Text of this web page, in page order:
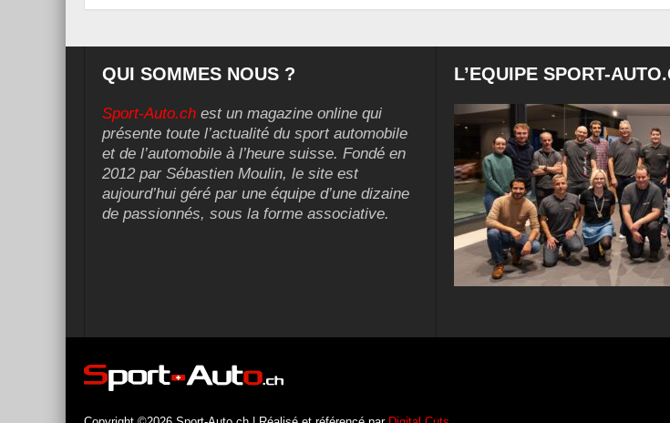
QUI SOMMES NOUS ?
Sport-Auto.ch est un magazine online qui
présente toute l’actualité du sport automobile
et de l’automobile à l’heure suisse. Fondé en
2012 par Sébastien Moulin, le site est
aujourd’hui géré par une équipe d’une dizaine
de passionnés, sous la forme associative.
L’EQUIPE SPORT-